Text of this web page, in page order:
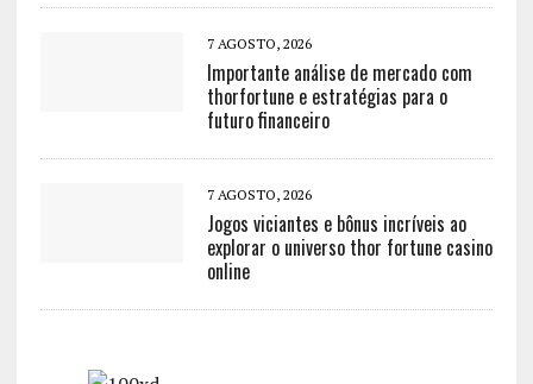
7 AGOSTO, 2026
Importante análise de mercado com
thorfortune e estratégias para o
futuro financeiro
7 AGOSTO, 2026
Jogos viciantes e bônus incríveis ao
explorar o universo thor fortune casino
online